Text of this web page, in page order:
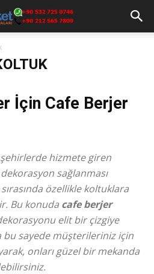
İçin Cafe Berjer
hizmete giren
sağlanması
özellikle koltuklara
Bu konuda cafe berjer
elit bir çizgiye
bu sayede müşterileriniz için
onları güzel bir mekanda